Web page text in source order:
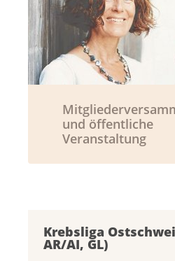
und öffentliche
Veranstaltung
Krebsliga
AR/AI, GL)